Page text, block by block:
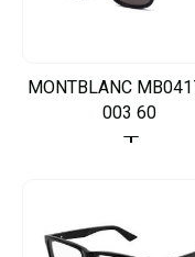
MONTBLANC
003 60